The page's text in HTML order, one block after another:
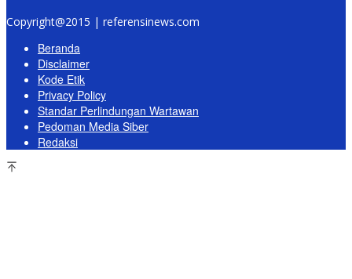
Copyright@2015 | referensinews.com
Beranda
Disclaimer
Kode Etik
Privacy Policy
Standar Perlindungan Wartawan
Pedoman Media Siber
Redaksi